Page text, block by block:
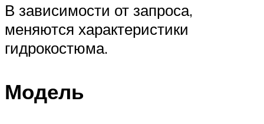
В зависимости от запроса,
меняются характеристики
гидрокостюма.
Модель